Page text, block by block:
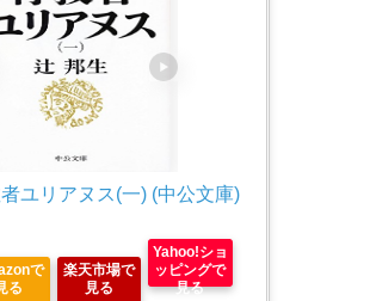
ユリアヌス(一) (中公文庫)
で
る
楽天市場で
見る
Yahoo!ショ
ッピングで
見る